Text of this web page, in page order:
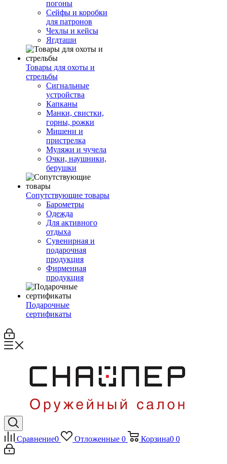
погоны
Сейфы и коробки
для патронов
Чехлы и кейсы
Ягдташи
Товары для охоты и
стрельбы
Сигнальные
устройства
Капканы
Манки, свистки,
горны, рожки
Мишени и
пристрелка
Муляжи и чучела
Очки, наушники,
берушки
Сопутствующие товары
Барометры
Одежда
Для активного
отдыха
Сувенирная и
подарочная
продукция
Фирменная
продукция
Подарочные
сертификаты
Сравнение0 Отложенные 0 Корзина0 0